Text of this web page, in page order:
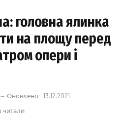
головна ялинка
на площу перед
опери і
Оновлено: 13.12.2021
читали